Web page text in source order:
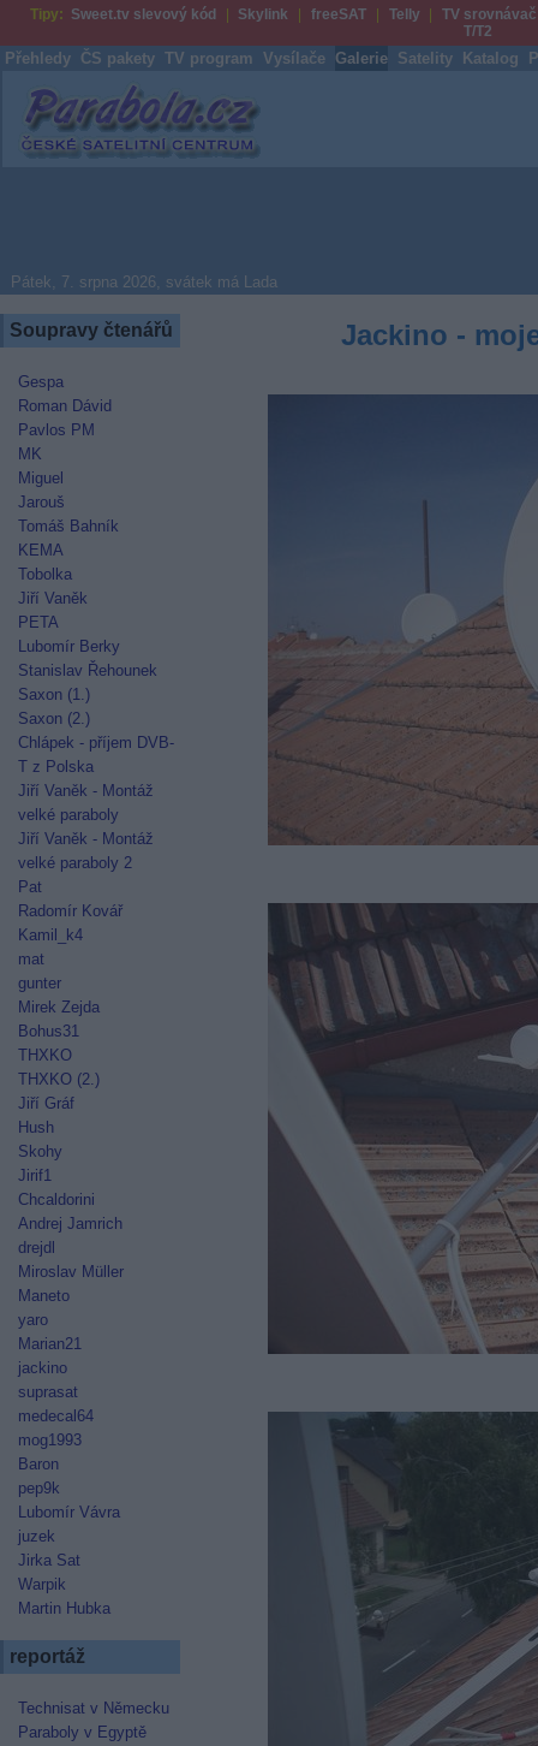
Tipy: Sweet.tv slevový kód Skylink freeSAT Telly
TV srovnávač
T/T2
Přehledy ČS pakety TV program Vysílače Galerie Satelity Katalog
Parabola.cz
Pátek, 7. srpna 2026, svátek má Lada
Soupravy čtenářů
Gespa
Roman Dávid
Pavlos PM
MK
Miguel
Jarouš
Tomáš Bahník
KEMA
Tobolka
Jiří Vaněk
PETA
Lubomír Berky
Stanislav Řehounek
Saxon (1.)
Saxon (2.)
Chlápek - příjem DVB-
T z Polska
Jiří Vaněk - Montáž
velké paraboly
Jiří Vaněk - Montáž
velké paraboly 2
Pat
Radomír Kovář
Kamil_k4
mat
gunter
Mirek Zejda
Bohus31
THXKO
THXKO (2.)
Jiří Gráf
Hush
Skohy
Jirif1
Chcaldorini
Andrej Jamrich
drejdl
Miroslav Müller
Maneto
yaro
Marian21
jackino
suprasat
medecal64
mog1993
Baron
pep9k
Lubomír Vávra
juzek
Jirka Sat
Warpik
Martin Hubka
reportáž
Technisat v Německu
Paraboly v Egyptě
Jackino -